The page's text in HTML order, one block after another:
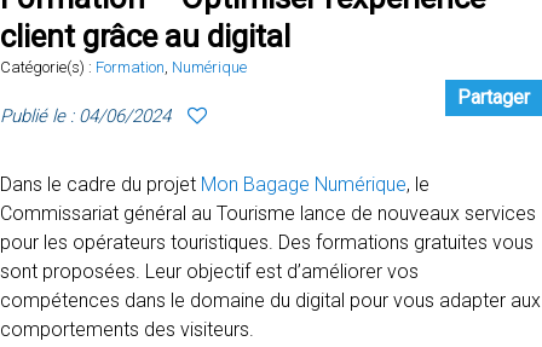
client grâce au digital
Catégorie(s) : Formation, Numérique
Publié le : 04/06/2024
Partager
Dans le cadre du projet Mon Bagage Numérique, le
Commissariat général au Tourisme lance de nouveaux services
pour les opérateurs touristiques. Des formations gratuites vous
sont proposées. Leur objectif est d’améliorer vos
compétences dans le domaine du digital pour vous adapter aux
comportements des visiteurs.